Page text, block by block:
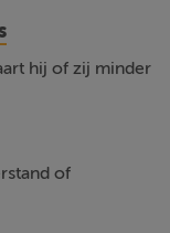
hij of zij minder
of